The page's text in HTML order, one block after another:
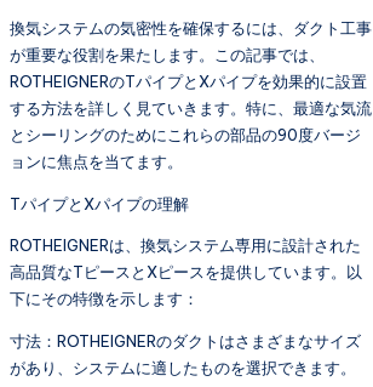
換気システムの気密性を確保するには、ダクト工事
が重要な役割を果たします。この記事では、
ROTHEIGNERのTパイプとXパイプを効果的に設置
する方法を詳しく見ていきます。特に、最適な気流
とシーリングのためにこれらの部品の90度バージ
ョンに焦点を当てます。
TパイプとXパイプの理解
ROTHEIGNERは、換気システム専用に設計された
高品質なTピースとXピースを提供しています。以
下にその特徴を示します：
寸法：ROTHEIGNERのダクトはさまざまなサイズ
があり、システムに適したものを選択できます。